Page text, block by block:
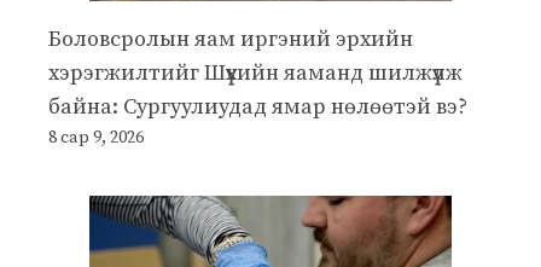
Боловсролын яам иргэний эрхийн
хэрэгжилтийг Шүүхийн яаманд шилжүүлж
байна: Сургуулиудад ямар нөлөөтэй вэ?
8 сар 9, 2026